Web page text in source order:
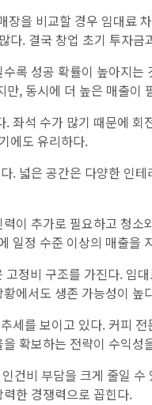
을 비교할 경우 임대료
다. 결국 창업 초기 투자
록 성공 확률이 높아지
, 동시에 더 높은 매출이
좌석 수가 많기 때문에
에도 유리하다.
. 넓은 공간은 다양한 인
이 추가로 필요하고 청
일정 수준 이상의 매출을
정비 구조를 가진다. 임
에서도 생존 가능성이 높
세를 보이고 있다. 커피
확보하는 전략이 수익성
건비 부담을 크게 줄일
한 경쟁력으로 꼽힌다.